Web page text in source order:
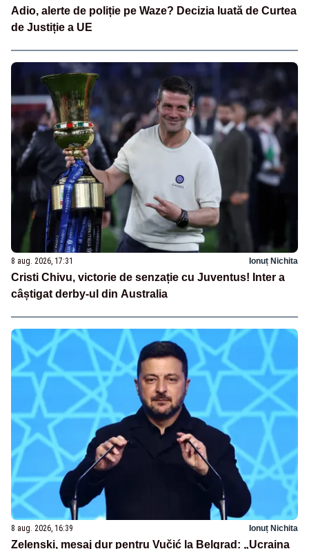
Adio, alerte de poliție pe Waze? Decizia luată de Curtea
de Justiție a UE
8 aug. 2026, 17:31 Ionuț Nichita
Cristi Chivu, victorie de senzație cu Juventus! Inter a
câștigat derby-ul din Australia
8 aug. 2026, 16:39 Ionuț Nichita
Zelenski, mesaj dur pentru Vučić la Belgrad: „Ucraina